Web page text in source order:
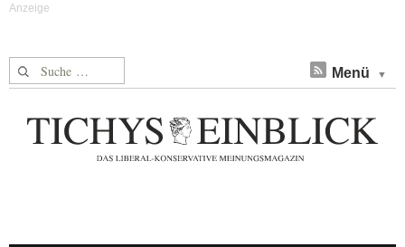
Suche nach: Menü